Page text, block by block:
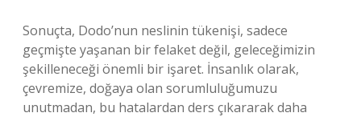
Sonuçta, Dodo’nun neslinin tükenişi, sadece
geçmişte yaşanan bir felaket değil, geleceğimizin
şekilleneceği önemli bir işaret. İnsanlık olarak,
çevremize, doğaya olan sorumluluğumuzu
unutmadan, bu hatalardan ders çıkararak daha